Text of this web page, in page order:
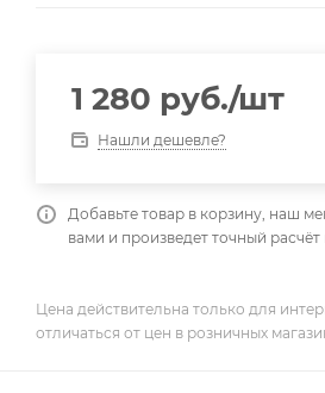
1 280 руб./шт
Нашли дешевле?
Добавьте товар в корзину, наш
вами и произведет точный
Цена действительна только для
отличаться от цен в розничных